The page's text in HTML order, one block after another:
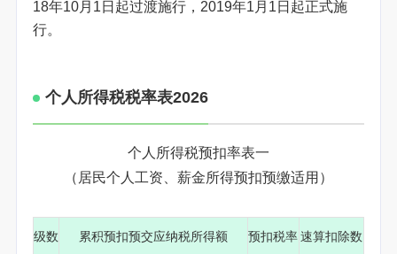
18年10月1日起过渡施行，2019年1月1日起正式施
行。
个人所得税税率表2026
个人所得税预扣率表一
（居民个人工资、薪金所得预扣预缴适用）
级数 累积预扣预交应纳税所得额 预扣税率速算扣除数